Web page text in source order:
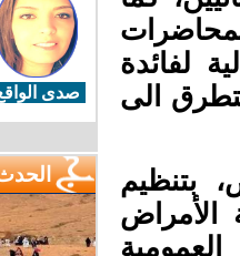
لفائدة
الى
بتنظيم
صدى الواقع
الحدث